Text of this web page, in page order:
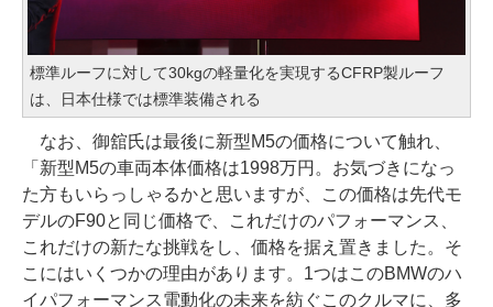
標準ルーフに対して30kgの軽量化を実現するCFRP製ルーフ
は、日本仕様では標準装備される
なお、御舘氏は最後に新型M5の価格について触れ、
「新型M5の車両本体価格は1998万円。お気づきになっ
た方もいらっしゃるかと思いますが、この価格は先代モ
デルのF90と同じ価格で、これだけのパフォーマンス、
これだけの新たな挑戦をし、価格を据え置きました。そ
こにはいくつかの理由があります。1つはこのBMWのハ
イパフォーマンス電動化の未来を紡ぐこのクルマに、多